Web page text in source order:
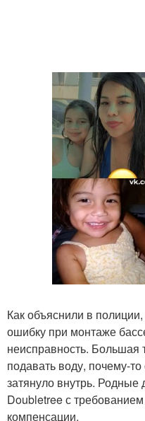
Как объяснили в
ошибку при монтаже
неисправность. Большая
подавать воду, почему-
затянуло внутрь. Родные
Doubletree с
компенсации.